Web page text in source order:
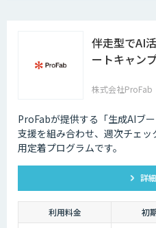
伴走型でAI
ートキャンプ
株式会社ProFab
ProFabが提供する「生成AIブ
支援を組み合わせ、週次チェ
用定着プログラムです。
詳
利用料金 初